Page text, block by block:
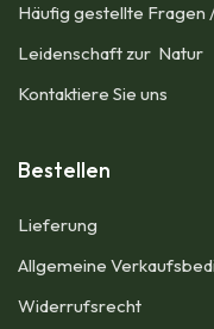
Häufig gestellte Fragen
Leidenschaft zur Natur
Kontaktiere Sie uns
Bestellen
Lieferung
Allgemeine
Widerrufsrecht